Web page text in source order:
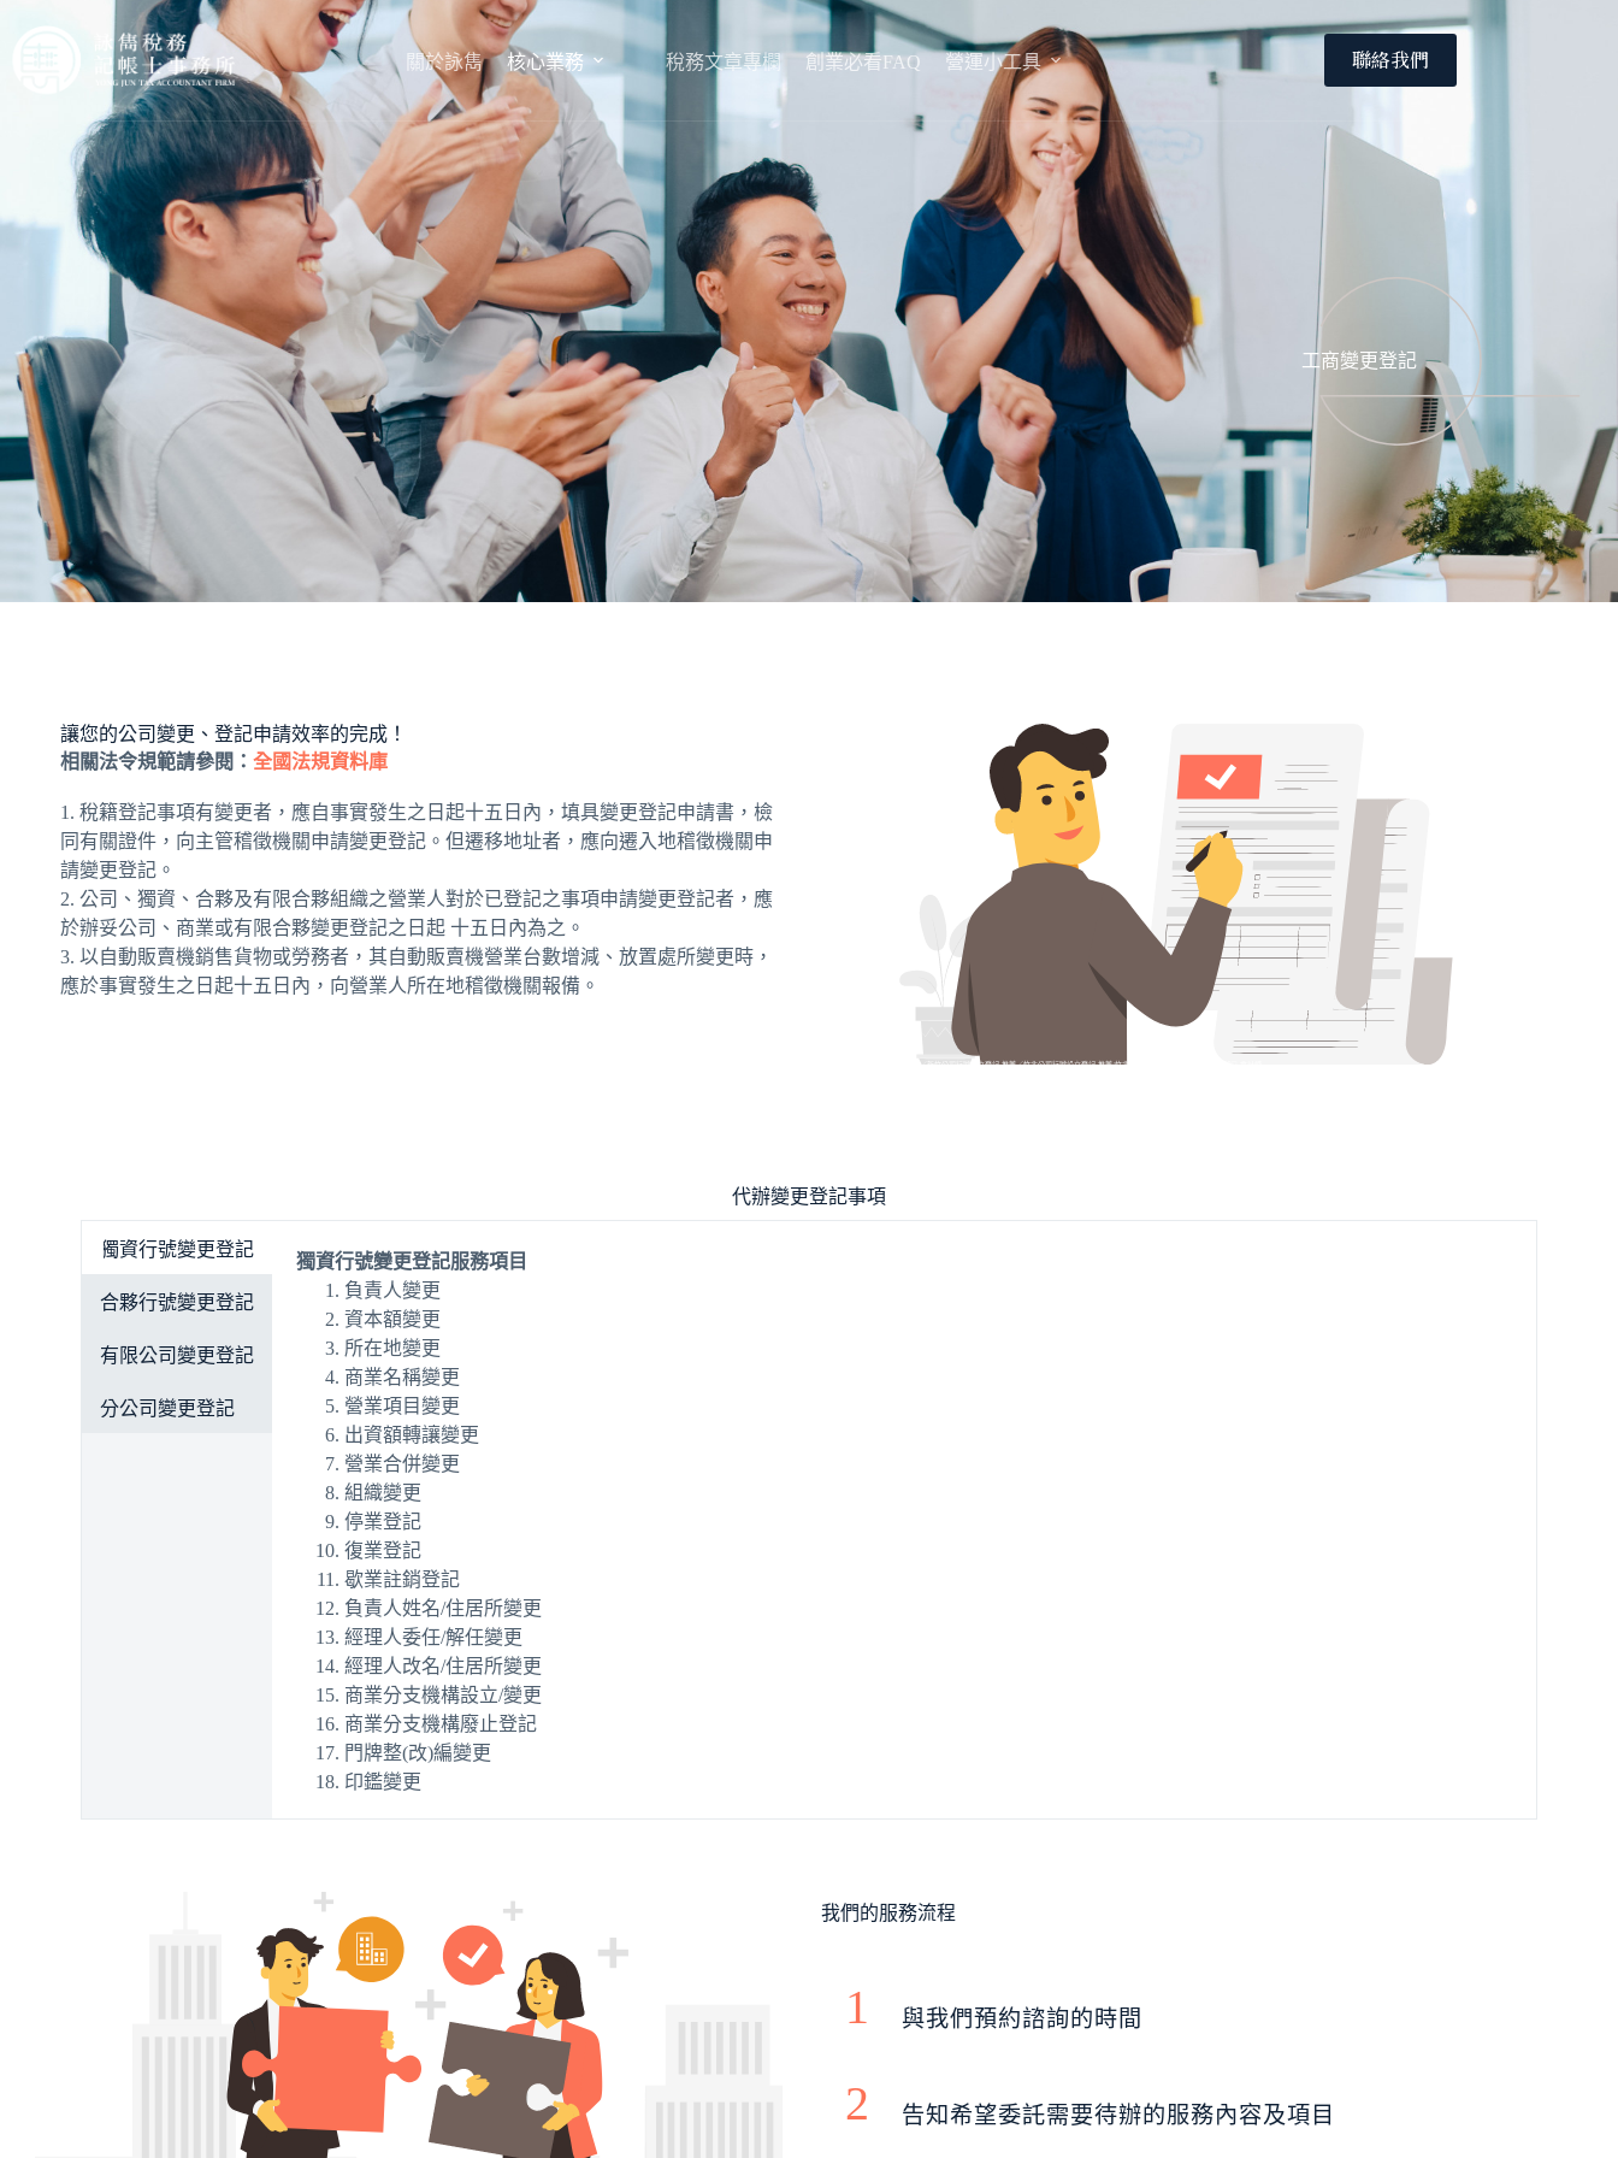
關於詠雋 核心業務 稅務文章專欄 創業必看FAQ 營運小工具 聯絡我們
工商變更登記
讓您的公司變更、登記申請效率的完成！
相關法令規範請參閱： 全國法規資料庫
1. 稅籍登記事項有變更者，應自事實發生之日起十五日內，填具變更登記申請書，檢
同有關證件，向主管稽徵機關申請變更登記。但遷移地址者，應向遷入地稽徵機關申
請變更登記。
2. 公司、獨資、合夥及有限合夥組織之營業人對於已登記之事項申請變更登記者，應
於辦妥公司、商業或有限合夥變更登記之日起 十五日內為之。
3. 以自動販賣機銷售貨物或勞務者，其自動販賣機營業台數增減、放置處所變更時，
應於事實發生之日起十五日內，向營業人所在地稽徵機關報備。
竹北 會計事務所／新竹會計事務所／新竹公司行號設立登記 推薦／竹北公司行號設立登記 推薦/竹北 記帳 推薦/湖口 會計 事務所/湖口 會計師
代辦變更登記事項
獨資行號變更登記
合夥行號變更登記
有限公司變更登記
分公司變更登記
獨資行號變更登記服務項目
負責人變更
資本額變更
所在地變更
商業名稱變更
營業項目變更
出資額轉讓變更
營業合併變更
組織變更
停業登記
復業登記
歇業註銷登記
負責人姓名/住居所變更
經理人委任/解任變更
經理人改名/住居所變更
商業分支機構設立/變更
商業分支機構廢止登記
門牌整(改)編變更
印鑑變更
我們的服務流程
1 與我們預約諮詢的時間
2 告知希望委託需要待辦的服務內容及項目